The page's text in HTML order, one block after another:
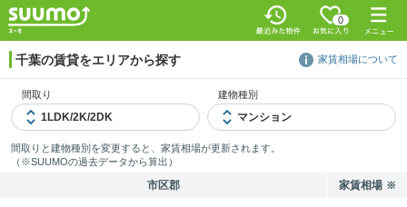
0
千葉の賃貸をエリアから探す 家賃相場について
間取り 建物種別
間取りと建物種別を変更すると、家賃相場が更新されます。
（※SUUMOの過去データから算出）
市区郡 家賃相場 ※